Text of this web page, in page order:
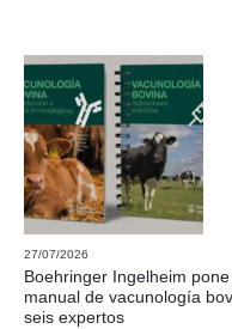
27/07/2026
Boehringer Ingelheim
manual de vacunología
seis expertos